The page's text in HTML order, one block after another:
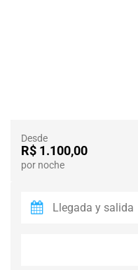
Desde
R$ 1.100,00
por noche